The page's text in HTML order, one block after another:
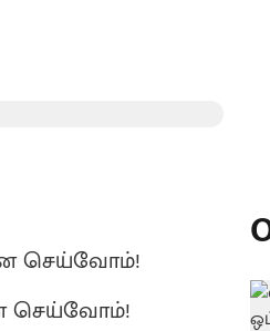
செய்வோம்!
செய்வோம்!